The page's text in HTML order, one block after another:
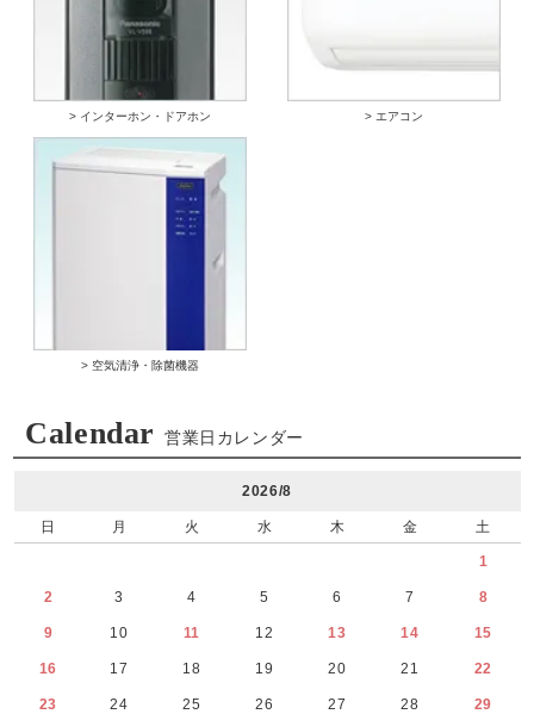
> インターホン・ドアホン > エアコン
> 空気清浄・除菌機器
Calendar 営業日カレンダー
2026/8
日 月 火 水 木 金 土
1
2 3 4 5 6 7 8
9 10 11 12 13 14 15
16 17 18 19 20 21 22
23 24 25 26 27 28 29